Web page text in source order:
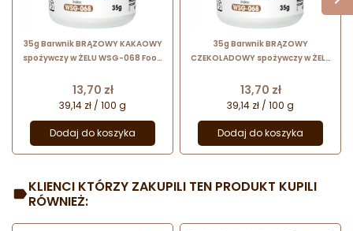
35g Barwnik BRĄZOWY KAKAOWY
spożywczy w ŻELU WSG-068 Food
Cena
13,70 zł
39,14 zł / 100 g
Dodaj do koszyka
35g Barwnik BRĄZOWY
CZEKOLADOWY spożywczy w ŻELU
Cena
13,70 zł
39,14 zł / 100 g
Dodaj do koszyka
KLIENCI KTÓRZY ZAKUPILI TEN PRODUKT KUPILI
RÓWNIEŻ: